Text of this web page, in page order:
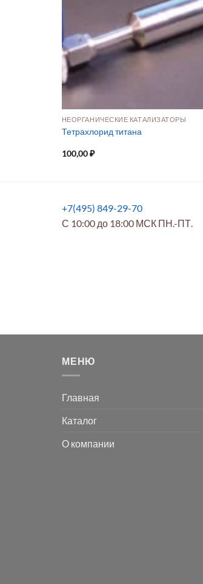
НЕОРГАНИЧЕСКИЕ КАТАЛИЗАТОРЫ
Тетрахлорид титана
100,00₽
+7(495) 849-29-70
С 10:00 до 18:00 МСК ПН.-ПТ.
МЕНЮ
Главная
Каталог
О компании